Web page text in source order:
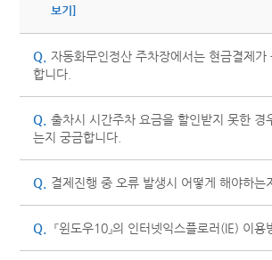
보기]
Q. 자동화무인정산 주차장에서는 현금결제가
합니다.
Q. 출차시 시간주차 요금을 할인받지 못한 경
는지 궁금합니다.
Q. 결제진행 중 오류 발생시 어떻게 해야하는
Q. 『윈도우10』의 인터넷익스플로러(IE) 이용